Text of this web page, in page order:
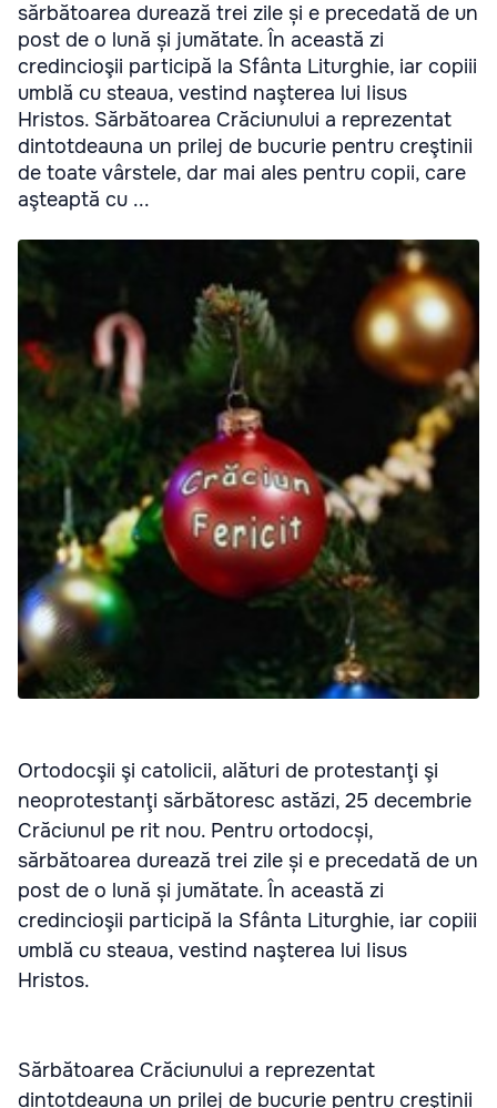
sărbătoarea durează trei zile și e precedată de un
post de o lună și jumătate. În această zi
credincioşii participă la Sfânta Liturghie, iar copiii
umblă cu steaua, vestind naşterea lui Iisus
Hristos. Sărbătoarea Crăciunului a reprezentat
dintotdeauna un prilej de bucurie pentru creştinii
de toate vârstele, dar mai ales pentru copii, care
aşteaptă cu ...
Ortodocşii şi catolicii, alături de protestanţi şi
neoprotestanţi sărbătoresc astăzi, 25 decembrie
Crăciunul pe rit nou. Pentru ortodocși,
sărbătoarea durează trei zile și e precedată de un
post de o lună și jumătate. În această zi
credincioşii participă la Sfânta Liturghie, iar copiii
umblă cu steaua, vestind naşterea lui Iisus
Hristos.
Sărbătoarea Crăciunului a reprezentat
dintotdeauna un prilej de bucurie pentru creştinii